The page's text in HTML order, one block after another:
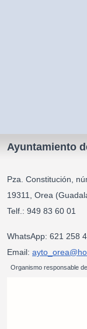
Ayuntamiento
Pza. Constitución,
19311, Orea
Telf.:
WhatsApp: 621 258
Email:
Organismo responsable